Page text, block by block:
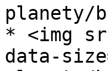
planety/
* <img
data-